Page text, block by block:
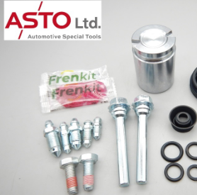
ADAS（7）
TPMS（4）
その他（9）
スモークテスター（4）
バッテリーテスター（4）
古い車両用診断テスター（10）
バイク用診断テスター（7）
LASER（39）
イタリア/フランス車（27）
イギリス車（23）
アメリカ車（15）
アメリカ車（60）
日本車（40）
ロシア（8）
ブレーキキャリパーリペアキット（368）
コントロールユニット初期化（3）
その他（6）